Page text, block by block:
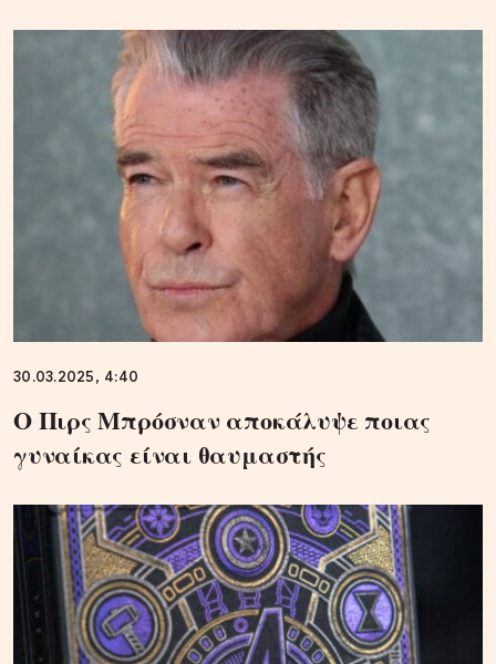
30.03.2025, 4:40
Ο Πιρς Μπρόσναν αποκάλυψε ποιας
γυναίκας είναι θαυμαστής